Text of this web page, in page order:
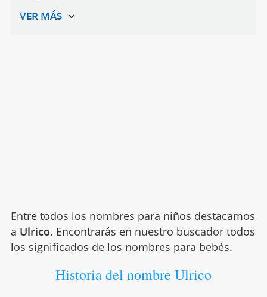
Entre todos los nombres para niños destacamos
a Ulrico. Encontrarás en nuestro buscador todos
los significados de los nombres para bebés.
Historia del nombre Ulrico